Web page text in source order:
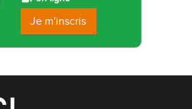
Je m'inscris